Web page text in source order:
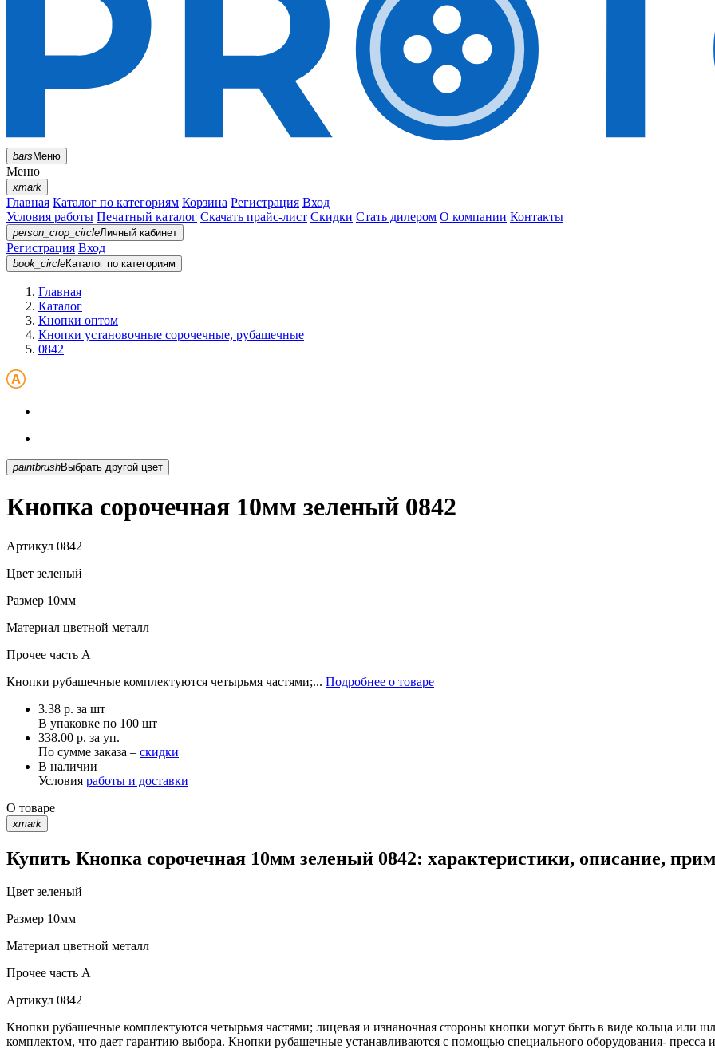
barsМеню
Меню
xmark
Главная Каталог по категориям Корзина Регистрация Вход
Условия работы Печатный каталог Скачать прайс-лист Скидки Стать дилером О компании Контакты
person_crop_circleЛичный кабинет
Регистрация Вход
book_circleКаталог по категориям
Главная
Каталог
Кнопки оптом
Кнопки установочные сорочечные, рубашечные
0842
paintbrush Выбрать другой цвет
Кнопка сорочечная 10мм зеленый 0842
Артикул 0842
Цвет зеленый
Размер 10мм
Материал цветной металл
Прочее часть A
Кнопки рубашечные комплектуются четырьмя частями;... Подробнее о товаре
3.38 р. за шт
В упаковке по 100 шт
338.00 р. за уп.
По сумме заказа – скидки
В наличии
Условия работы и доставки
О товаре
xmark
Купить Кнопка сорочечная 10мм зеленый 0842: характеристики, описание,
Цвет зеленый
Размер 10мм
Материал цветной металл
Прочее часть A
Артикул 0842
Кнопки рубашечные комплектуются четырьмя частями; лицевая и изнаночная стороны кнопки могут быть в виде кольца или
комплектом, что дает гарантию выбора. Кнопки рубашечные устанавливаются с помощью специального оборудования- пресса